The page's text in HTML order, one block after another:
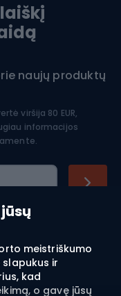
meistriškumo
ir
kad
o gavę jūsų
naujų produktų
viršija 80 EUR,
informacijos